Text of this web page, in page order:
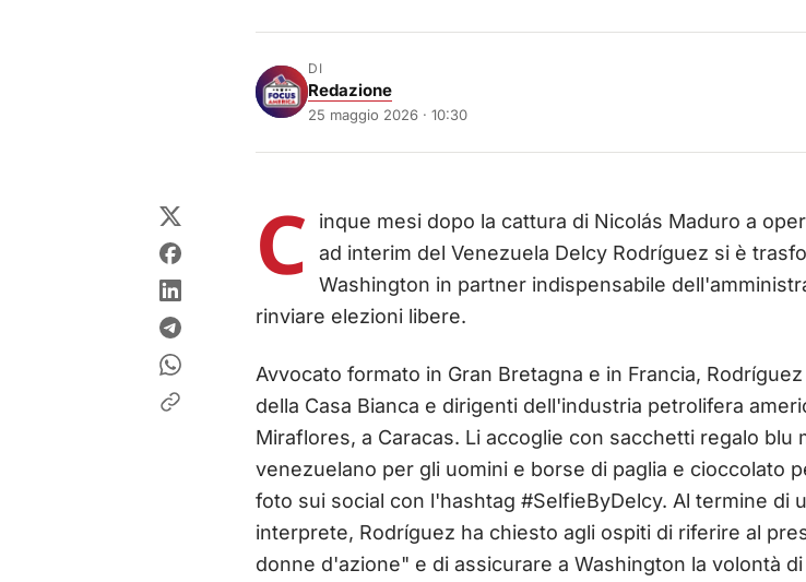
DI
Redazione
25 maggio 2026 · 10:30
C
inque mesi dopo la cattura di Nicolás Maduro a
ad interim del Venezuela Delcy Rodríguez si è
Washington in partner indispensabile
rinviare elezioni libere.
Avvocato formato in Gran Bretagna e in Francia,
della Casa Bianca e dirigenti dell'industria petrolifera
Miraflores, a Caracas. Li accoglie con sacchetti regalo
venezuelano per gli uomini e borse di paglia e cioccolato
foto sui social con l'hashtag #SelfieByDelcy. Al termine di
interprete, Rodríguez ha chiesto agli ospiti di riferire al
donne d'azione" e di assicurare a Washington la volontà